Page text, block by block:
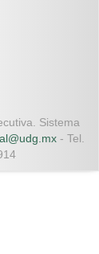
Sistema
- Tel.